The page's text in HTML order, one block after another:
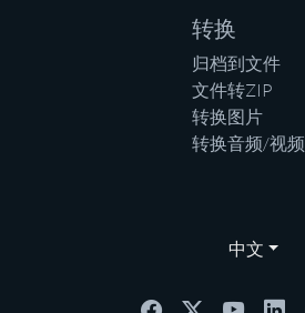
转换
归档到文件
文件转ZIP
转换图片
转换音频/视频
中文